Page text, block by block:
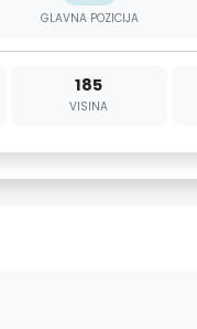
GLAVNA POZICIJA
185
VISINA